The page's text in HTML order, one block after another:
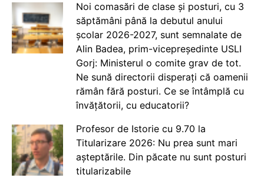
Noi comasări de clase și posturi, cu 3
săptămâni până la debutul anului
școlar 2026-2027, sunt semnalate de
Alin Badea, prim-vicepreședinte USLI
Gorj: Ministerul o comite grav de tot.
Ne sună directorii disperați că oamenii
rămân fără posturi. Ce se întâmplă cu
învățătorii, cu educatorii?
Profesor de Istorie cu 9.70 la
Titularizare 2026: Nu prea sunt mari
așteptările. Din păcate nu sunt posturi
titularizabile